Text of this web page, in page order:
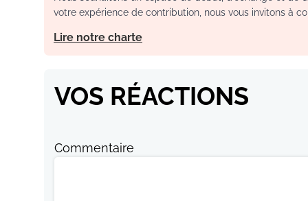
votre expérience de contribution, nous vous invitons à
Lire notre charte
VOS RÉACTIONS
Commentaire